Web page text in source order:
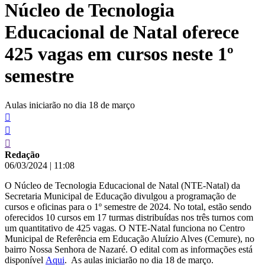
conteúdo
Núcleo de Tecnologia
Educacional de Natal oferece
425 vagas em cursos neste 1º
semestre
Aulas iniciarão no dia 18 de março
Redação
06/03/2024 | 11:08
O Núcleo de Tecnologia Educacional de Natal (NTE-Natal) da
Secretaria Municipal de Educação divulgou a programação de
cursos e oficinas para o 1º semestre de 2024. No total, estão sendo
oferecidos 10 cursos em 17 turmas distribuídas nos três turnos com
um quantitativo de 425 vagas. O NTE-Natal funciona no Centro
Municipal de Referência em Educação Aluízio Alves (Cemure), no
bairro Nossa Senhora de Nazaré. O edital com as informações está
disponível Aqui. As aulas iniciarão no dia 18 de março.